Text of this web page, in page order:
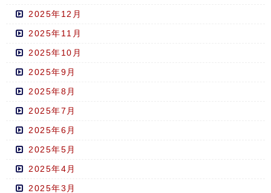
2025年12月
2025年11月
2025年10月
2025年9月
2025年8月
2025年7月
2025年6月
2025年5月
2025年4月
2025年3月